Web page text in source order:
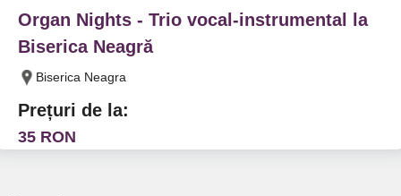
Organ Nights - Trio vocal-instrumental la
Biserica Neagră
Biserica Neagra
Prețuri de la:
35 RON